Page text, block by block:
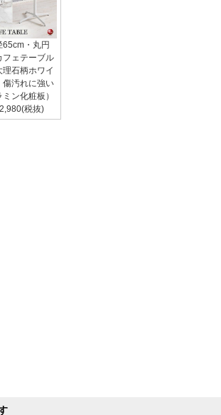
65cm・丸円
フェテーブル
理石柄ホワイ
傷汚れに強い
ミン化粧板）
税抜)